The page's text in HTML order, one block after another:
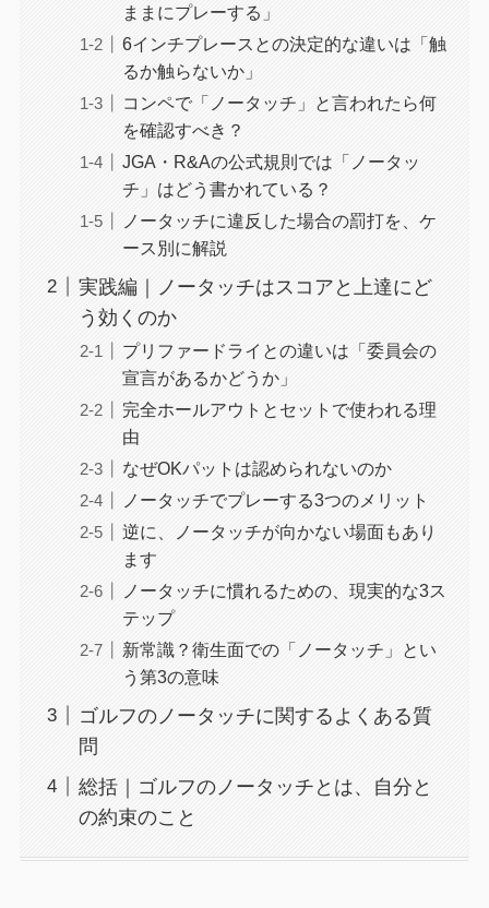
ままにプレーする」
6インチプレースとの決定的な違いは「触
るか触らないか」
コンペで「ノータッチ」と言われたら何
を確認すべき？
JGA・R&Aの公式規則では「ノータッ
チ」はどう書かれている？
ノータッチに違反した場合の罰打を、ケ
ース別に解説
実践編｜ノータッチはスコアと上達にど
う効くのか
プリファードライとの違いは「委員会の
宣言があるかどうか」
完全ホールアウトとセットで使われる理
由
なぜOKパットは認められないのか
ノータッチでプレーする3つのメリット
逆に、ノータッチが向かない場面もあり
ます
ノータッチに慣れるための、現実的な3ス
テップ
新常識？衛生面での「ノータッチ」とい
う第3の意味
ゴルフのノータッチに関するよくある質
問
総括｜ゴルフのノータッチとは、自分と
の約束のこと